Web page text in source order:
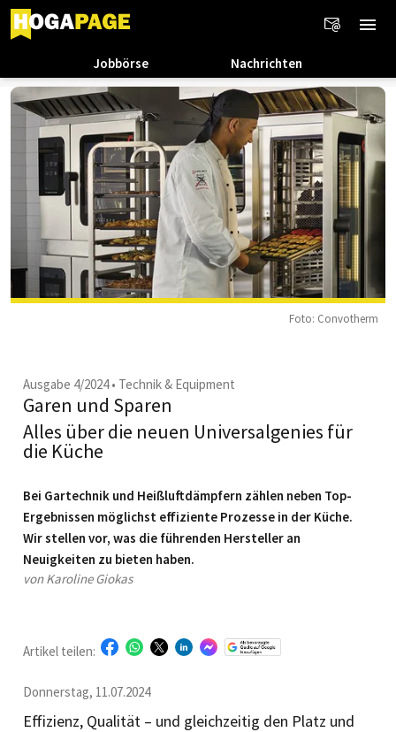
Jobbörse Nachrichten
Foto: Convotherm
Ausgabe 4/2024• Technik & Equipment
Garen und Sparen
Alles über die neuen Universalgenies für
die Küche
Bei Gartechnik und Heißluftdämpfern zählen neben Top-
Ergebnissen möglichst effiziente Prozesse in der Küche.
Wir stellen vor, was die führenden Hersteller an
Neuigkeiten zu bieten haben.
von Karoline Giokas
Donnerstag, 11.07.2024
Artikel teilen:
Effizienz, Qualität – und gleichzeitig den Platz und